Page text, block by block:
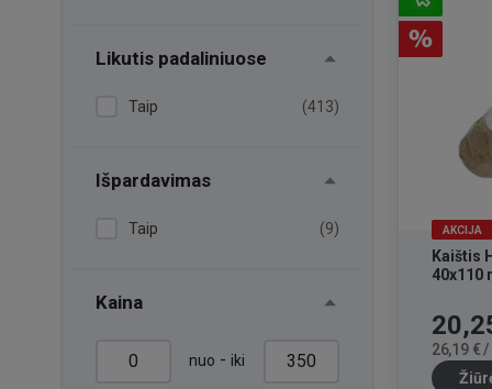
Likutis padaliniuose
Taip (413)
Išpardavimas
Taip (9)
Kaina
nuo - iki
AKCIJA
Kaištis
40x110
Kaina
26,19 € /